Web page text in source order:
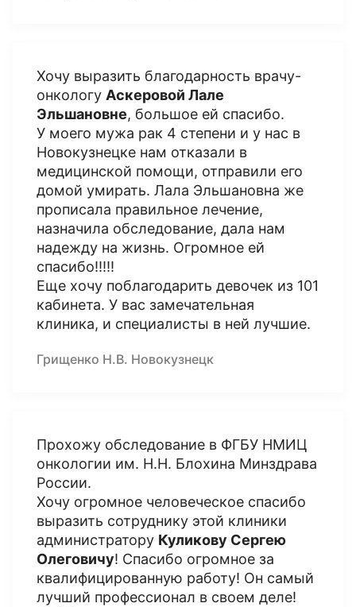
Хочу выразить благодарность врачу-
онкологу Аскеровой Лале
Эльшановне, большое ей спасибо.
У моего мужа рак 4 степени и у нас в
Новокузнецке нам отказали в
медицинской помощи, отправили его
домой умирать. Лала Эльшановна же
прописала правильное лечение,
назначила обследование, дала нам
надежду на жизнь. Огромное ей
спасибо!!!!!
Еще хочу поблагодарить девочек из 101
кабинета. У вас замечательная
клиника, и специалисты в ней лучшие.
Грищенко Н.В. Новокузнецк
Прохожу обследование в ФГБУ НМИЦ
онкологии им. Н.Н. Блохина Минздрава
России.
Хочу огромное человеческое спасибо
выразить сотруднику этой клиники
администратору Куликову Сергею
Олеговичу! Спасибо огромное за
квалифицированную работу! Он самый
лучший профессионал в своем деле!